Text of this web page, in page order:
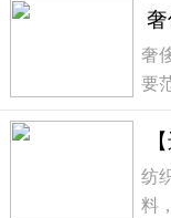
因
常
湿
奢
要
性
求
纺
料